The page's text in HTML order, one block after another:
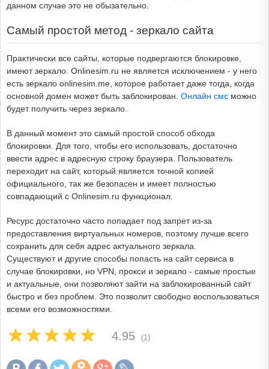
данном случае это не обызательно.
Самый простой метод - зеркало сайта
Практически все сайты, которые подвергаются блокировке,
имеют зеркало. Onlinesim.ru не является исключением - у него
есть зеркало onlinesim.me, которое работает даже тогда, когда
основной домен может быть заблокирован. Онлайн смс можно
будет получить через зеркало.
В данный момент это самый простой способ обхода
блокировки. Для того, чтобы его использовать, достаточно
ввести адрес в адресную строку браузера. Пользователь
переходит на сайт, который является точной копией
официального, так же безопасен и имеет полностью
совпадающий с Onlinesim.ru функционал.
Ресурс достаточно часто попадает под запрет из-за
предоставления виртуальных номеров, поэтому лучше всего
сохранить для себя адрес актуального зеркала.
Существуют и другие способы попасть на сайт сервиса в
случае блокировки, но VPN, прокси и зеркало - самые простые
и актуальные, они позволяют зайти на заблокированный сайт
быстро и без проблем. Это позволит свободно воспользоваться
всеми его возможностями.
4.95 (1)